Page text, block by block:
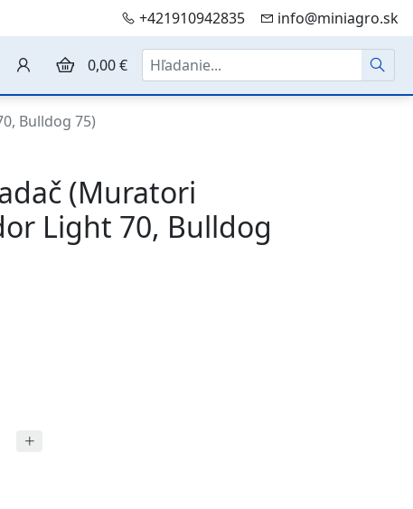
+421910942835 info@miniagro.sk
0,00 € Hľadať
Bulldog 75)
(Muratori
Light 70, Bulldog